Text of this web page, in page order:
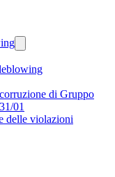
di Gruppo
01
delle violazioni